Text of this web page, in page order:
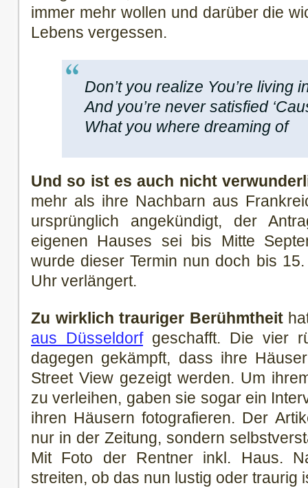
immer mehr wollen und darüber die
Lebens vergessen.
Don’t you realize You’re living
And you’re never satisfied
What you where dreaming of
Und so ist es auch nicht
mehr als ihre Nachbarn aus
ursprünglich angekündigt, der
eigenen Hauses sei bis Mitte
wurde dieser Termin nun doch bis
Uhr verlängert.
Zu wirklich trauriger Berühmtheit
aus Düsseldorfgeschafft. Die vier
dagegen gekämpft, dass ihre
Street View gezeigt werden. Um
zu verleihen, gaben sie sogar ein
ihren Häusern fotografieren. Der
nur in der Zeitung, sondern
Mit Foto der Rentner inkl. Haus.
streiten, ob das nun lustig oder traurig